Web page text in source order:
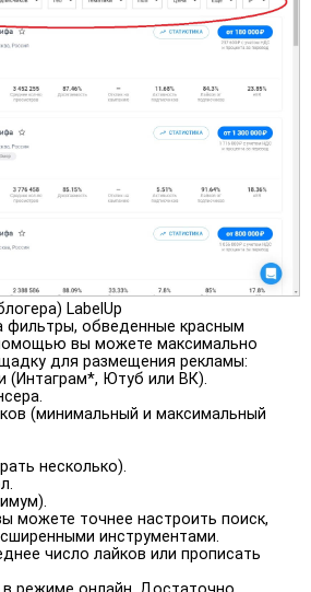
LabelUp
фильтры, обведенные красным
вы можете максимально
для размещения рекламы:
(Интаграм*, Ютуб или ВК).
(минимальный и максимальный
несколько).
можете точнее настроить поиск,
инструментами.
число лайков или прописать